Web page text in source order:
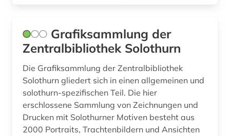
nachrichten (1)
naturgefahr (1)
naturwissenschaften (1)
neuchatel (1)
neuchâtel (1)
Grafiksammlung der
Zentralbibliothek Solothurn
Die Grafiksammlung der Zentralbibliothek
Solothurn gliedert sich in einen allgemeinen und
solothurn-spezifischen Teil. Die hier
erschlossene Sammlung von Zeichnungen und
Drucken mit Solothurner Motiven besteht aus
2000 Portraits, Trachtenbildern und Ansichten